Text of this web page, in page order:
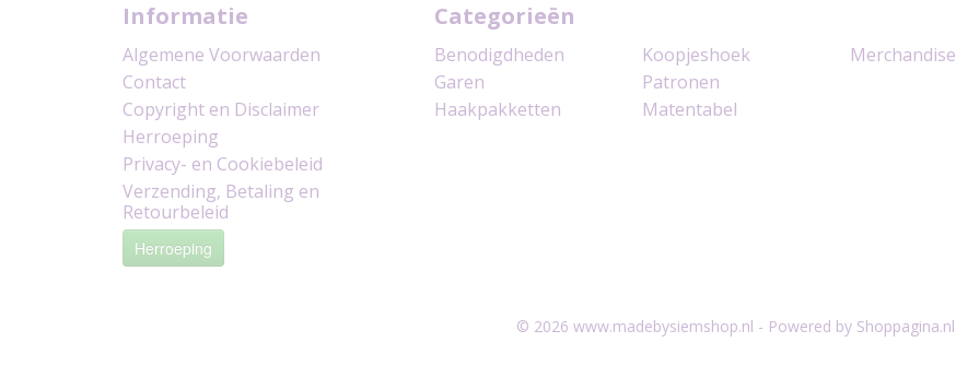
Informatie
Algemene Voorwaarden
Contact
Copyright en Disclaimer
Herroeping
Privacy- en Cookiebeleid
Verzending, Betaling en
Retourbeleid
Herroeping
Categorieën
Benodigdheden
Garen
Haakpakketten
Koopjeshoek
Patronen
Matentabel
Merchandise
© 2026 www.madebysiemshop.nl - Powered by Shoppagina.nl